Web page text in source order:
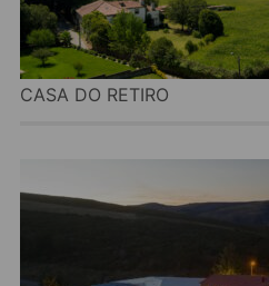
CASA DO RETIRO